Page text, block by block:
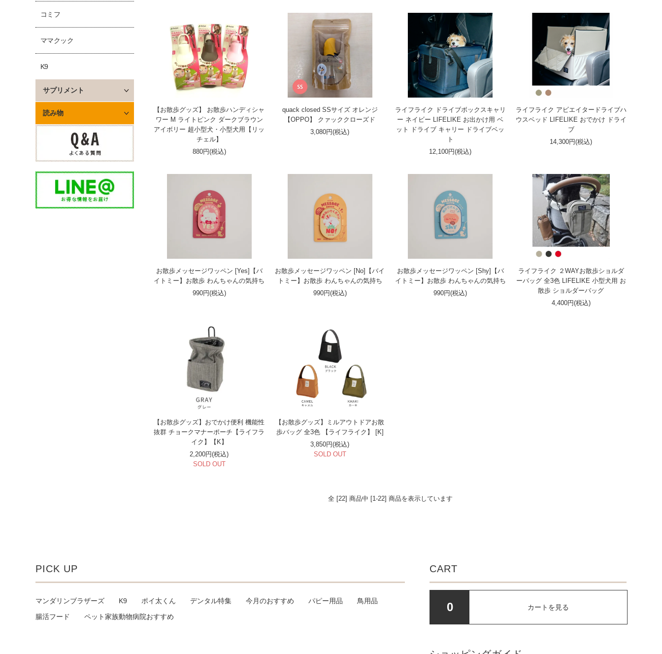
【お散歩グッズ】 お散歩ハンディシャ
ワー M ライトピンク ダークブラウン
アイボリー 超小型犬・小型犬用【リッ
チェル】
880円(税込)
quack closed SSサイズ オレンジ
【OPPO】 クァッククローズド
3,080円(税込)
ライフライク ドライブボックスキャリ
ー ネイビー LIFELIKE お出かけ用 ベ
ット ドライブ キャリー ドライブベッ
ト
12,100円(税込)
ライフライク アビエイタードライブハ
ウスベッド LIFELIKE おでかけ ドライ
ブ
14,300円(税込)
お散歩メッセージワッペン [Yes]【バ
イトミー】お散歩 わんちゃんの気持ち
990円(税込)
お散歩メッセージワッペン [No]【バイ
トミー】お散歩 わんちゃんの気持ち
990円(税込)
お散歩メッセージワッペン [Shy]【バ
イトミー】お散歩 わんちゃんの気持ち
990円(税込)
ライフライク ２WAYお散歩ショルダ
ーバッグ 全3色 LIFELIKE 小型犬用 お
散歩 ショルダーバッグ
4,400円(税込)
【お散歩グッズ】おでかけ便利 機能性
抜群 チョークマナーポーチ【ライフラ
イク】【K】
2,200円(税込)
SOLD OUT
【お散歩グッズ】ミルアウトドアお散
歩バッグ 全3色 【ライフライク】 [K]
3,850円(税込)
SOLD OUT
全 [22] 商品中 [1-22] 商品を表示しています
コミフ
ママクック
K9
サプリメント
読み物
PICK UP
マンダリンブラザーズ K9 ポイ太くん デンタル特集 今月のおすすめ パピー用品
鳥用品
腸活フード
ペット家族動物病院おすすめ
CART
0 カートを見る